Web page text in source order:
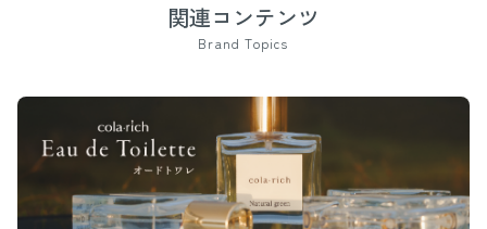
関連コンテンツ
Brand Topics